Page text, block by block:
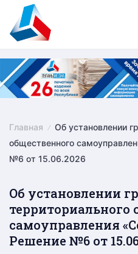
content
Главная
Об установлении
общественного
№6 от 15.06.2026
Об установлении
территориального
самоуправления
Решение №6 от